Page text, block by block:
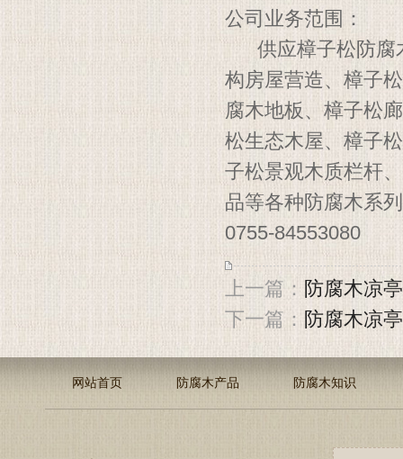
公司业务范围：
供应樟子松防腐
构房屋营造、樟子
腐木地板、樟子松
松生态木屋、樟子
子松景观木质栏杆
品等各种防腐木系
0755-84553080
上一篇： 防腐木凉亭
下一篇： 防腐木凉亭
网站首页 防腐木产品 防腐木知识